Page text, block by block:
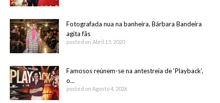
Fotografada nua na banheira, Bárbara Bandeira
agita fãs
posted on Abril 15, 2020
Famosos reúnem-se na antestreia de ‘Playback’,
o...
posted on Agosto 4, 2026